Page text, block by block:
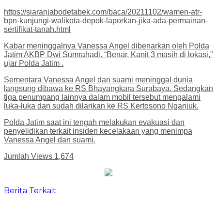
https://siaranjabodetabek.com/baca/20211102/wamen-atr-
bpn-kunjungi-walikota-depok-laporkan-jika-ada-permainan-
sertifikat-tanah.html
Kabar meninggalnya Vanessa Angel dibenarkan oleh Polda
Jatim AKBP Dwi Sumrahadi. “Benar, Kanit 3 masih di lokasi,”
ujar Polda Jatim .
Sementara Vanessa Angel dan suami meninggal dunia
langsung dibawa ke RS Bhayangkara Surabaya. Sedangkan
tiga penumpang lainnya dalam mobil tersebut mengalami
luka-luka dan sudah dilarikan ke RS Kertosono Nganjuk.
Polda Jatim saat ini tengah melakukan evakuasi dan
penyelidikan terkait insiden kecelakaan yang menimpa
Vanessa Angel dan suami.
Jumlah Views 1,674
Berita Terkait